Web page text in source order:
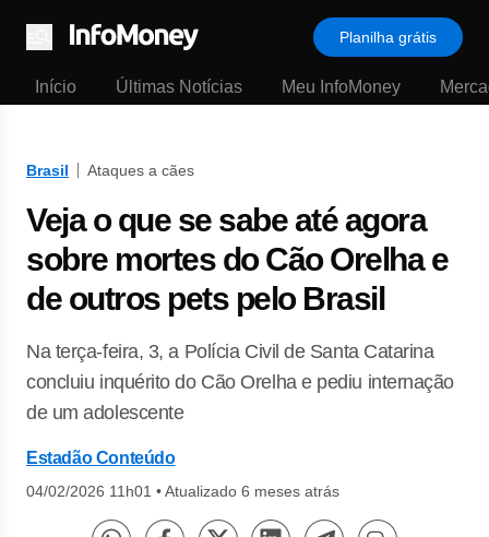
Menu
Planilha grátis
Início Últimas Notícias Meu InfoMoney
Brasil Ataques a cães
Veja o que se sabe até agora
sobre mortes do Cão Orelha e
de outros pets pelo Brasil
Na terça-feira, 3, a Polícia Civil de Santa Catarina
concluiu inquérito do Cão Orelha e pediu internação
de um adolescente
Estadão Conteúdo
04/02/2026 11h01 •Atualizado 6 meses atrás